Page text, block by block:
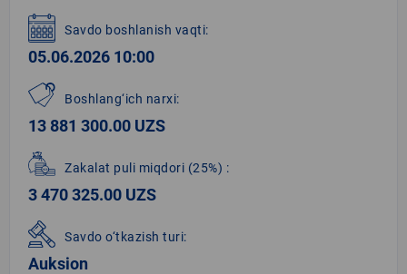
Savdo boshlanish vaqti:
05.06.2026 10:00
Boshlang‘ich narxi:
13 881 300.00 UZS
Zakalat puli miqdori (25%) :
3 470 325.00 UZS
Savdo o‘tkazish turi:
Auksion